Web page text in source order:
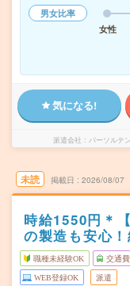
男女比率
女性
気になる!
派遣会社 パーソルテ
未読 掲載日 2026/08/07
時給1550円＊
の製造も安心
職種未経験OK 交通
WEB登録OK 派遣